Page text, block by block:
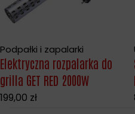
Podpałki i zapalarki
Elektryczna rozpalarka do
grilla GET RED 2000W
199,00 zł